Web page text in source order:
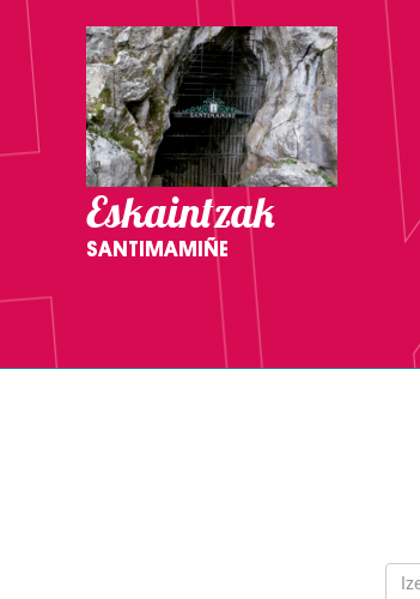
Eskaintzak
SANTIMAMIÑE